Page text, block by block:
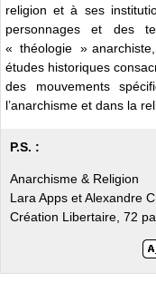
religion et à ses
personnages et des
« théologie »
études historiques
des mouvements
l’anarchisme et dans la
P.S. :
Anarchisme & Religion
Lara Apps et Alexandre
Création Libertaire, 72